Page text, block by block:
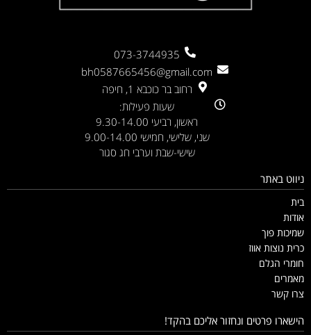
073-3744935
bh0587665456@gmail.com
רחוב בר כוכבא 1, חיפה
שעות פעילות:
ראשון, רביעי 9.30-14.00
שני, שלישי, חמישי 9.00-14.00
שישי-שבת וערבי חג סגור
ניווט באתר
בית
אודות
שמיכות פוך
כרית נוצות אווז
חומרי הגלם
מאמרים
צרו קשר
הישארו פרטים ונחזור אליכם בהקד!